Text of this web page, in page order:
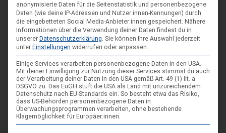
Stamm Mechthild von Lona aktiv. Die Idee ein FSJ zu
beschreiten hatte mich schon lange gereizt und dann bot es
sich ja perfekt an, mein langjähriges Hobby nun auch ein Jahr
lang…
anonymisierte Daten für die Seitenstatistik und personenbezogene
Daten (wie deine IP-Adressen und Nutzer:innen-Kennungen) durch
die eingebetteten Social Media-Anbieter:innen gespeichert. Nähere
Informationen über die Verwendung deiner Daten findest du in
unserer Datenschutzerklärung Sie können Ihre Auswahl jederzeit
unter Einstellungen widerrufen oder anpassen.
Einige Services verarbeiten personenbezogene Daten in den USA.
Mit deiner Einwilligung zur Nutzung dieser Services stimmst du auch
der Verarbeitung deiner Daten in den USA gemäß Art. 49 (1) lit. a
DSGVO zu. Das EuGH stuft die USA als Land mit unzureichendem
Datenschutz nach EU-Standards ein. So besteht etwa das Risiko,
dass US-Behörden personenbezogene Daten in
Überwachungsprogrammen verarbeiten, ohne bestehende
Klagemöglichkeit für Europäer:innen.